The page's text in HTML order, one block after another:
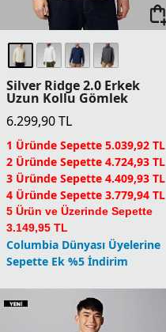
Silver Ridge 2.0 Erkek
Uzun Kollu Gömlek
6.299,90TL
1 Üründe Sepette 5.039,92 TL
2 Üründe Sepette 4.724,93 TL
3 Üründe Sepette 4.409,93 TL
4 Üründe Sepette 3.779,94 TL
5 Ürün ve Üzerinde Sepette
3.149,95 TL
Columbia Dünyası Üyelerine
Sepette Ek %5 İndirim